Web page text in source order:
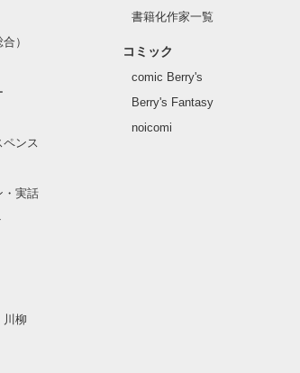
）
ペンス
・実話
川柳
書籍化作家一覧
コミック
comic Berry's
Berry's Fantasy
noicomi